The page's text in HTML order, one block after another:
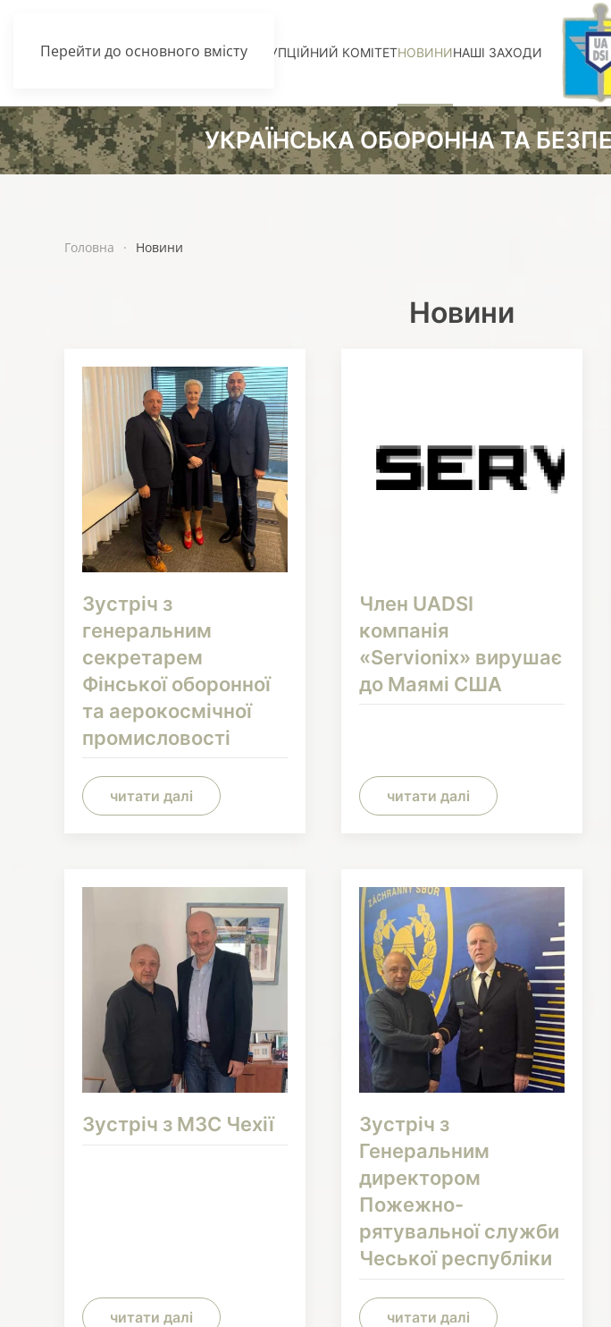
Перейти до основного вмісту
ГОЛОВНАКЕРІВНИЦТВОАНТИКОРУПЦІЙНИЙ КОМІТЕТНОВИНИНАШІ ЗАХОДИ
УКРАЇНСЬКА ОБОРОННА ТА
Головна Новини
Новини
Зустріч з
генеральним
секретарем
Фінської оборонної
та аерокосмічної
промисловості
читати далі
Член UADSI
компанія
«Servionix» вирушає
до Маямі США
читати далі
Зустріч з МЗС Чехії
читати далі
Зустріч з
Генеральним
директором
Пожежно-
рятувальної служби
Чеської республіки
читати далі